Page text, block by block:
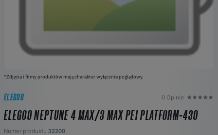
*Zdjęcia i filmy produktów mają charakter wyłącznie poglądowy.
ELEGOO 0 Opinie
ELEGOO NEPTUNE 4 MAX/3 MAX PEI PLATFORM-430
Numer produktu 32200